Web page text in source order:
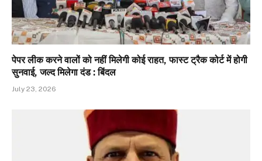
पेपर लीक करने वालों को नहीं मिलेगी कोई राहत, फास्ट ट्रैक कोर्ट में होगी
सुनवाई, जल्द मिलेगा दंड : बिंदल
July 23, 2026